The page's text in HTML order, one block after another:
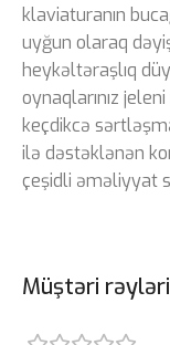
klaviaturanın
uyğun olaraq
heykəltəraşlıq
oynaqlarınız
keçdikcə
ilə dəstəklənən
çeşidli əməliyyat
Müştəri rəyləri